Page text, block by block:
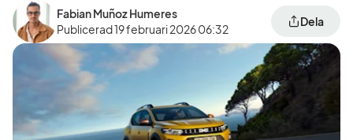
Fabian Muñoz Humeres
Publicerad19 februari 2026 06:32
Dela